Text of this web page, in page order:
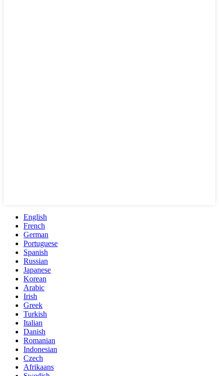
English
French
German
Portuguese
Spanish
Russian
Japanese
Korean
Arabic
Irish
Greek
Turkish
Italian
Danish
Romanian
Indonesian
Czech
Afrikaans